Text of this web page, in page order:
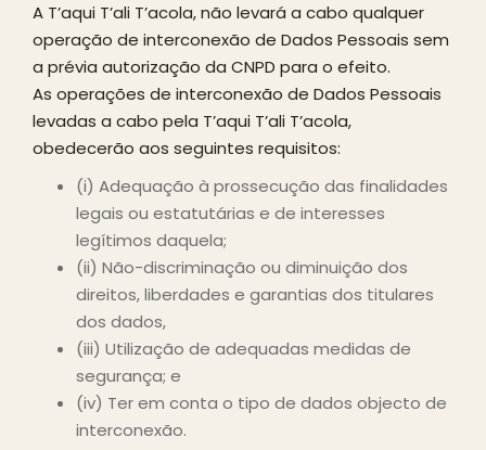
A T’aqui T’ali T’acola, não levará a cabo qualquer
operação de interconexão de Dados Pessoais sem
a prévia autorização da CNPD para o efeito.
As operações de interconexão de Dados Pessoais
levadas a cabo pela T’aqui T’ali T’acola,
obedecerão aos seguintes requisitos:
(i) Adequação à prossecução das finalidades
legais ou estatutárias e de interesses
legítimos daquela;
(ii) Não-discriminação ou diminuição dos
direitos, liberdades e garantias dos titulares
dos dados,
(iii) Utilização de adequadas medidas de
segurança; e
(iv) Ter em conta o tipo de dados objecto de
interconexão.